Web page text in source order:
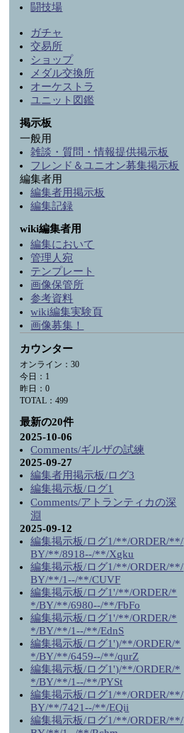
闘技場
ガチャ
交易所
ショップ
メダル交換所
オーケストラ
ユニット図鑑
掲示板
一般用
雑談・質問・情報提供掲示板
フレンド＆ユニオン募集掲示板
編集者用
編集者用掲示板
編集記録
wiki編集者用
編集において
管理人宛
テンプレート
画像保管所
参考資料
wiki編集実験頁
画像募集！
カウンター
オンライン：30
今日：1
昨日：0
TOTAL：499
最新の20件
2025-10-06
Comments/ギルザの試練
2025-09-27
編集者用掲示板/ログ3
編集掲示板/ログ1
Comments/アトランティカの深
淵
2025-09-12
編集掲示板/ログ1/**/ORDER/**/
BY/**/8918--/**/Xgku
編集掲示板/ログ1/**/ORDER/**/
BY/**/1--/**/CUVF
編集掲示板/ログ1'/**/ORDER/*
*/BY/**/6980--/**/FbFo
編集掲示板/ログ1'/**/ORDER/*
*/BY/**/1--/**/EdnS
編集掲示板/ログ1')/**/ORDER/*
*/BY/**/6459--/**/qurZ
編集掲示板/ログ1')/**/ORDER/*
*/BY/**/1--/**/PYSt
編集掲示板/ログ1/**/ORDER/**/
BY/**/7421--/**/EQii
編集掲示板/ログ1/**/ORDER/**/